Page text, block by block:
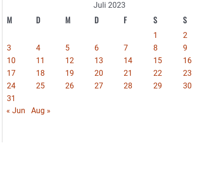
Juli 2023
M D M D F S S
1
2
3
4 5 6 7 8
9
10
11 12 13 14 15
16
17
18 19 20 21 22
23
24
25 26 27 28 29
30
31
« Jun
Aug »